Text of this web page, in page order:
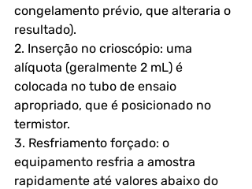
congelamento prévio, que alteraria o
resultado).
2. Inserção no crioscópio: uma
alíquota (geralmente 2 mL) é
colocada no tubo de ensaio
apropriado, que é posicionado no
termistor.
3. Resfriamento forçado: o
equipamento resfria a amostra
rapidamente até valores abaixo do